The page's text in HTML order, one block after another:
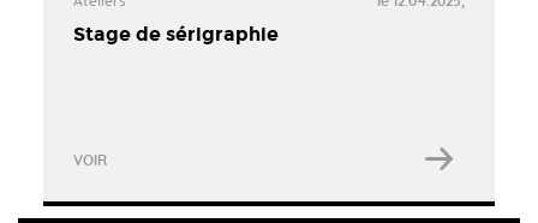
Stage de sérigraphie
VOIR